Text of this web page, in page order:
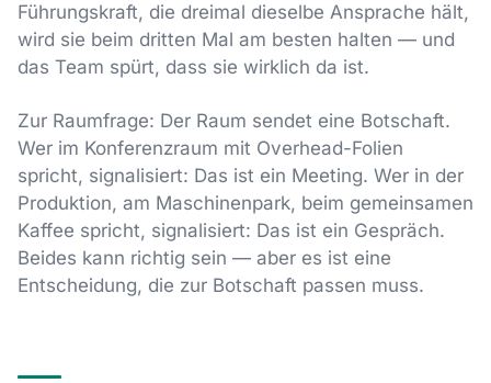
Führungskraft, die dreimal dieselbe Ansprache hält,
wird sie beim dritten Mal am besten halten — und
das Team spürt, dass sie wirklich da ist.
Zur Raumfrage: Der Raum sendet eine Botschaft.
Wer im Konferenzraum mit Overhead-Folien
spricht, signalisiert: Das ist ein Meeting. Wer in der
Produktion, am Maschinenpark, beim gemeinsamen
Kaffee spricht, signalisiert: Das ist ein Gespräch.
Beides kann richtig sein — aber es ist eine
Entscheidung, die zur Botschaft passen muss.